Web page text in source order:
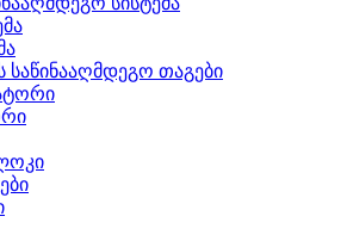
საწინააღმდეგო თაგები